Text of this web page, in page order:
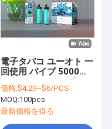
電子タバコ ユーオト 一
回使用 バイプ 5000パ
バー XXL エルクスエル
フ
価格:$4.29~$6/PCS
MOQ:100pcs
最新価格を得る